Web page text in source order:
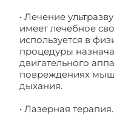
• Лечение
имеет лечебное
используется в
процедуры
двигательного
повреждениях
дыхания.
• Лазерная